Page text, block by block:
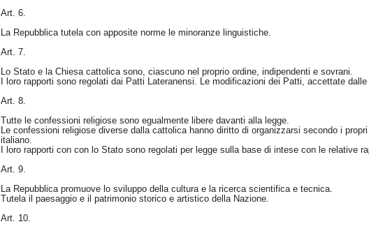
Art. 6.
La Repubblica tutela con apposite norme le minoranze linguistiche.
Art. 7.
Lo Stato e la Chiesa cattolica sono, ciascuno nel proprio ordine, indipendenti e sovrani.
I loro rapporti sono regolati dai Patti Lateranensi. Le modificazioni dei Patti, accettate
Art. 8.
Tutte le confessioni religiose sono egualmente libere davanti alla legge.
Le confessioni religiose diverse dalla cattolica hanno diritto di organizzarsi secondo i
italiano.
I loro rapporti con con lo Stato sono regolati per legge sulla base di intese con le relative
Art. 9.
La Repubblica promuove lo sviluppo della cultura e la ricerca scientifica e tecnica.
Tutela il paesaggio e il patrimonio storico e artistico della Nazione.
Art. 10.